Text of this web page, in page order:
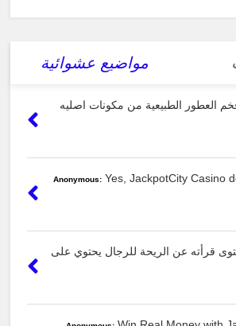
مواضيع عشوائية
العطور الطبيعية من مكونات اصليه
Anonymous: Yes, JackpotCity Casino
قرأته عن الريحة للرجال يحتوي على